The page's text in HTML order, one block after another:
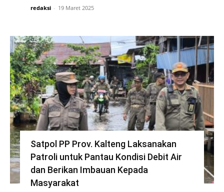
redaksi - 19 Maret 2025
Satpol PP Prov. Kalteng Laksanakan
Patroli untuk Pantau Kondisi Debit Air
dan Berikan Imbauan Kepada
Masyarakat